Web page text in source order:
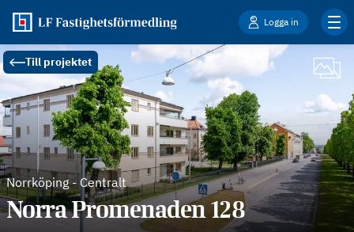
Logga in
Till projektet
Norrköping- Centralt
Norra Promenaden 128